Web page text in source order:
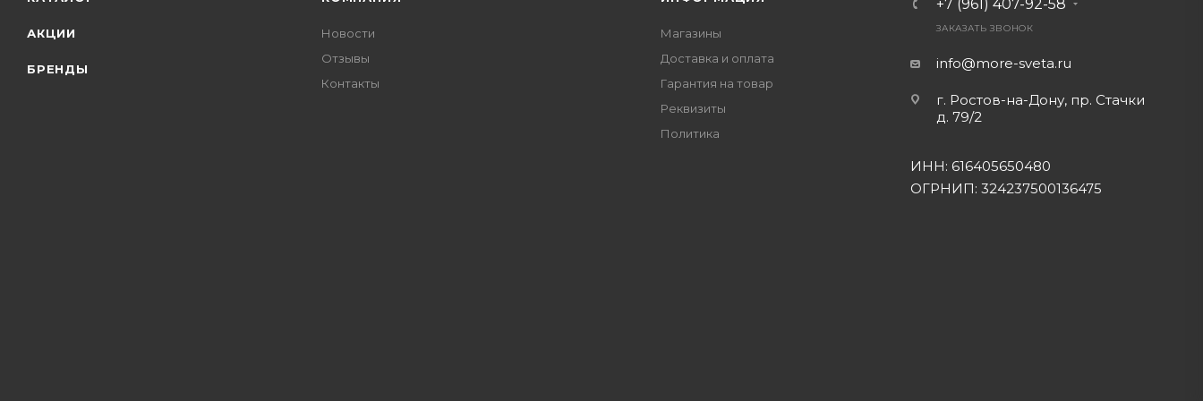
АКЦИИ
БРЕНДЫ
Новости
Отзывы
Контакты
Магазины
Доставка и оплата
Гарантия на товар
Реквизиты
Политика
+7 (961) 407-92-58
ЗАКАЗАТЬ ЗВОНОК
info@more-sveta.ru
г. Ростов-на-Дону, пр. Стачки
д. 79/2
ИНН: 616405650480
ОГРНИП: 324237500136475